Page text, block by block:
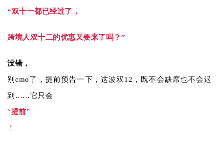
无品牌的卖家拿什么来拯救自己？
“双十一都已经过了 ，
跨境人双十二的优惠又要来了吗？”
没错，
别emo了，提前预告一下，这波双12，既不会缺席也不会迟
到……它只会
“提前”
！